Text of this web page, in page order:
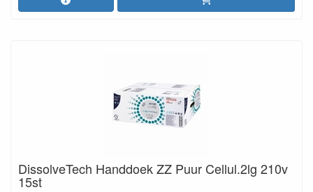
DissolveTech Handdoek ZZ Puur Cellul.2lg 210v
15st